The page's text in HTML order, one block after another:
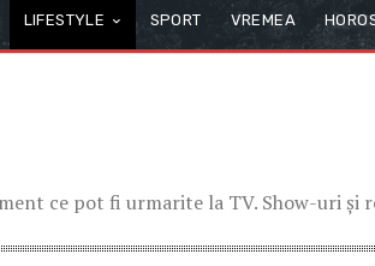
LIFESTYLE SPORT VREMEA
ce pot fi urmarite la TV. Show-uri